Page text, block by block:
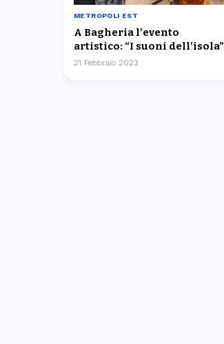
METROPOLI EST
A Bagheria l’evento
artistico: “I suoni dell’isola”
21 Febbraio 2023